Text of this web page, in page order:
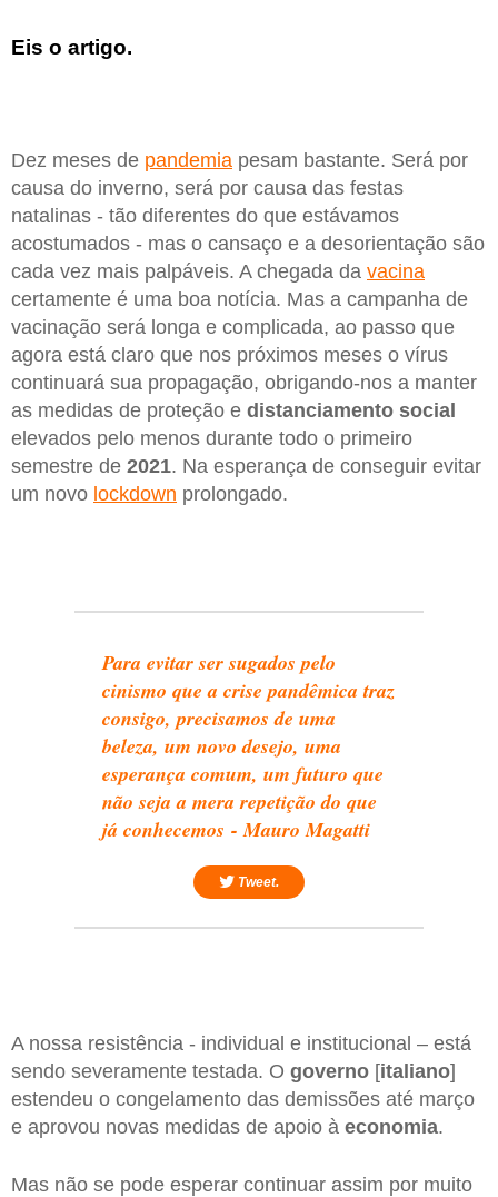
Eis o artigo.
Dez meses de pandemia pesam bastante. Será por
causa do inverno, será por causa das festas
natalinas - tão diferentes do que estávamos
acostumados - mas o cansaço e a desorientação são
cada vez mais palpáveis. A chegada da vacina
certamente é uma boa notícia. Mas a campanha de
vacinação será longa e complicada, ao passo que
agora está claro que nos próximos meses o vírus
continuará sua propagação, obrigando-nos a manter
as medidas de proteção e distanciamento social
elevados pelo menos durante todo o primeiro
semestre de 2021. Na esperança de conseguir evitar
um novo lockdown prolongado.
Para evitar ser sugados pelo
cinismo que a crise pandêmica traz
consigo, precisamos de uma
beleza, um novo desejo, uma
esperança comum, um futuro que
não seja a mera repetição do que
já conhecemos - Mauro Magatti
Tweet.
A nossa resistência - individual e institucional – está
sendo severamente testada. O governo [italiano]
estendeu o congelamento das demissões até março
e aprovou novas medidas de apoio à economia.
Mas não se pode esperar continuar assim por muito